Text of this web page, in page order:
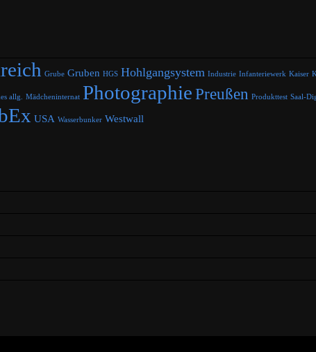
Grube Gruben HGS Hohlgangsystem Industrie Infanteriewerk Kaiser
allg. Mädcheninternat Photographie Preußen Produkttest Saal-
USA Wasserbunker Westwall